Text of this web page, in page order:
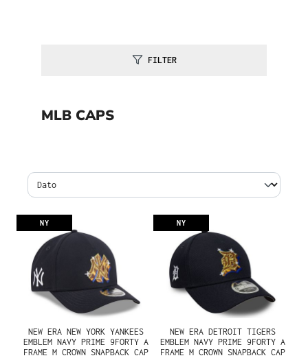
FILTER
MLB CAPS
NY
NEW ERA NEW YORK YANKEES
EMBLEM NAVY PRIME 9FORTY A
FRAME M CROWN SNAPBACK CAP
NY
NEW ERA DETROIT TIGERS
EMBLEM NAVY PRIME 9FORTY A
FRAME M CROWN SNAPBACK CAP